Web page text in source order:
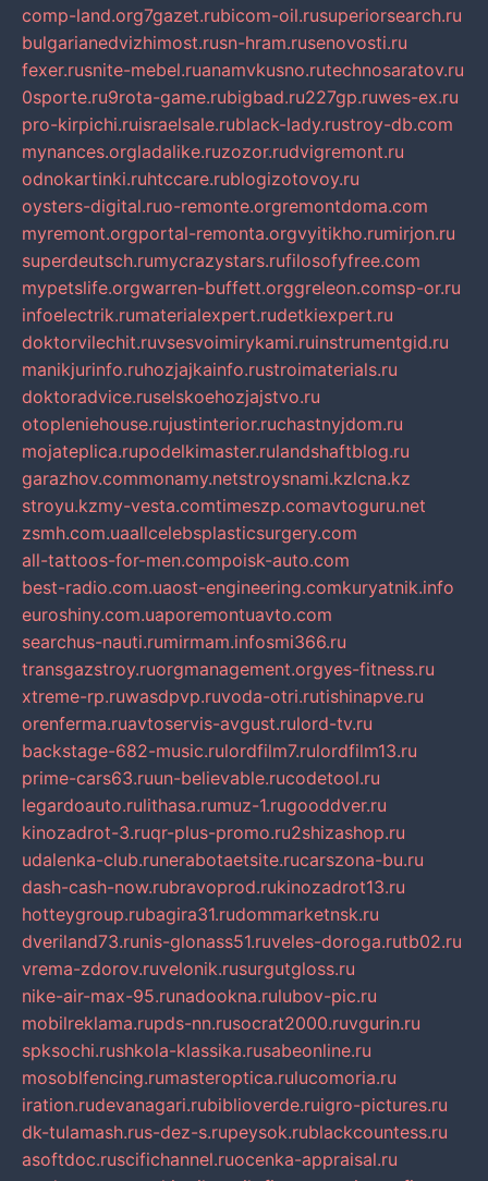
comp-land.org7gazet.rubicom-oil.rusuperiorsearch.ru
bulgarianedvizhimost.rusn-hram.rusenovosti.ru
fexer.rusnite-mebel.ruanamvkusno.rutechnosaratov.ru
0sporte.ru9rota-game.rubigbad.ru227gp.ruwes-ex.ru
pro-kirpichi.ruisraelsale.rublack-lady.rustroy-db.com
mynances.orgladalike.ruzozor.rudvigremont.ru
odnokartinki.ruhtccare.rublogizotovoy.ru
oysters-digital.ruo-remonte.orgremontdoma.com
myremont.orgportal-remonta.orgvyitikho.rumirjon.ru
superdeutsch.rumycrazystars.rufilosofyfree.com
mypetslife.orgwarren-buffett.orggreleon.comsp-or.ru
infoelectrik.rumaterialexpert.rudetkiexpert.ru
doktorvilechit.ruvsesvoimirykami.ruinstrumentgid.ru
manikjurinfo.ruhozjajkainfo.rustroimaterials.ru
doktoradvice.ruselskoehozjajstvo.ru
otopleniehouse.rujustinterior.ruchastnyjdom.ru
mojateplica.rupodelkimaster.rulandshaftblog.ru
garazhov.commonamy.netstroysnami.kzlcna.kz
stroyu.kzmy-vesta.comtimeszp.comavtoguru.net
zsmh.com.uaallcelebsplasticsurgery.com
all-tattoos-for-men.compoisk-auto.com
best-radio.com.uaost-engineering.comkuryatnik.info
euroshiny.com.uaporemontuavto.com
searchus-nauti.rumirmam.infosmi366.ru
transgazstroy.ruorgmanagement.orgyes-fitness.ru
xtreme-rp.ruwasdpvp.ruvoda-otri.rutishinapve.ru
orenferma.ruavtoservis-avgust.rulord-tv.ru
backstage-682-music.rulordfilm7.rulordfilm13.ru
prime-cars63.ruun-believable.rucodetool.ru
legardoauto.rulithasa.rumuz-1.rugooddver.ru
kinozadrot-3.ruqr-plus-promo.ru2shizashop.ru
udalenka-club.runerabotaetsite.rucarszona-bu.ru
dash-cash-now.rubravoprod.rukinozadrot13.ru
hotteygroup.rubagira31.rudommarketnsk.ru
dveriland73.runis-glonass51.ruveles-doroga.rutb02.ru
vrema-zdorov.ruvelonik.rusurgutgloss.ru
nike-air-max-95.runadookna.rulubov-pic.ru
mobilreklama.rupds-nn.rusocrat2000.ruvgurin.ru
spksochi.rushkola-klassika.rusabeonline.ru
mosoblfencing.rumasteroptica.rulucomoria.ru
iration.rudevanagari.rubiblioverde.ruigro-pictures.ru
dk-tulamash.rus-dez-s.rupeysok.rublackcountess.ru
asoftdoc.ruscifichannel.ruocenka-appraisal.ru